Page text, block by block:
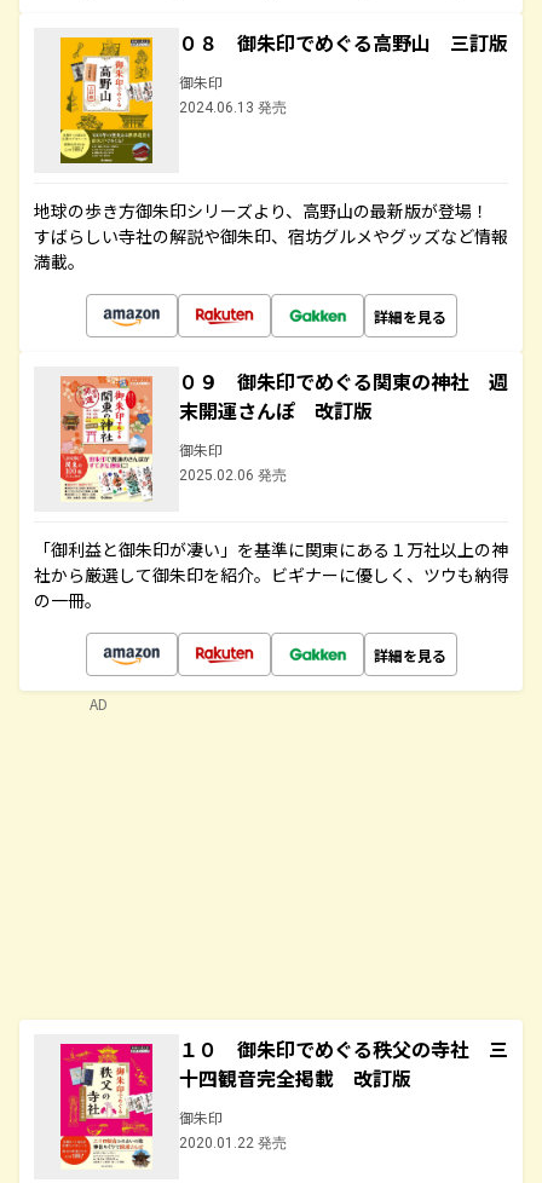
０８ 御朱印でめぐる高野山 三訂版
御朱印
2024.06.13 発売
地球の歩き方御朱印シリーズより、高野山の最新版が登場！
すばらしい寺社の解説や御朱印、宿坊グルメやグッズなど情報
満載。
詳細を見る
０９ 御朱印でめぐる関東の神社 週
末開運さんぽ 改訂版
御朱印
2025.02.06 発売
「御利益と御朱印が凄い」を基準に関東にある１万社以上の神
社から厳選して御朱印を紹介。ビギナーに優しく、ツウも納得
の一冊。
詳細を見る
１０ 御朱印でめぐる秩父の寺社 三
十四観音完全掲載 改訂版
御朱印
2020.01.22 発売
AD